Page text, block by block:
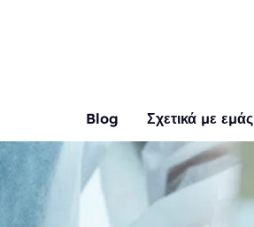
Blog Σχετικά με εμάς